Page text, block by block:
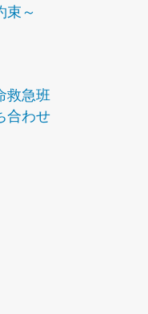
束～
救急班
合わせ